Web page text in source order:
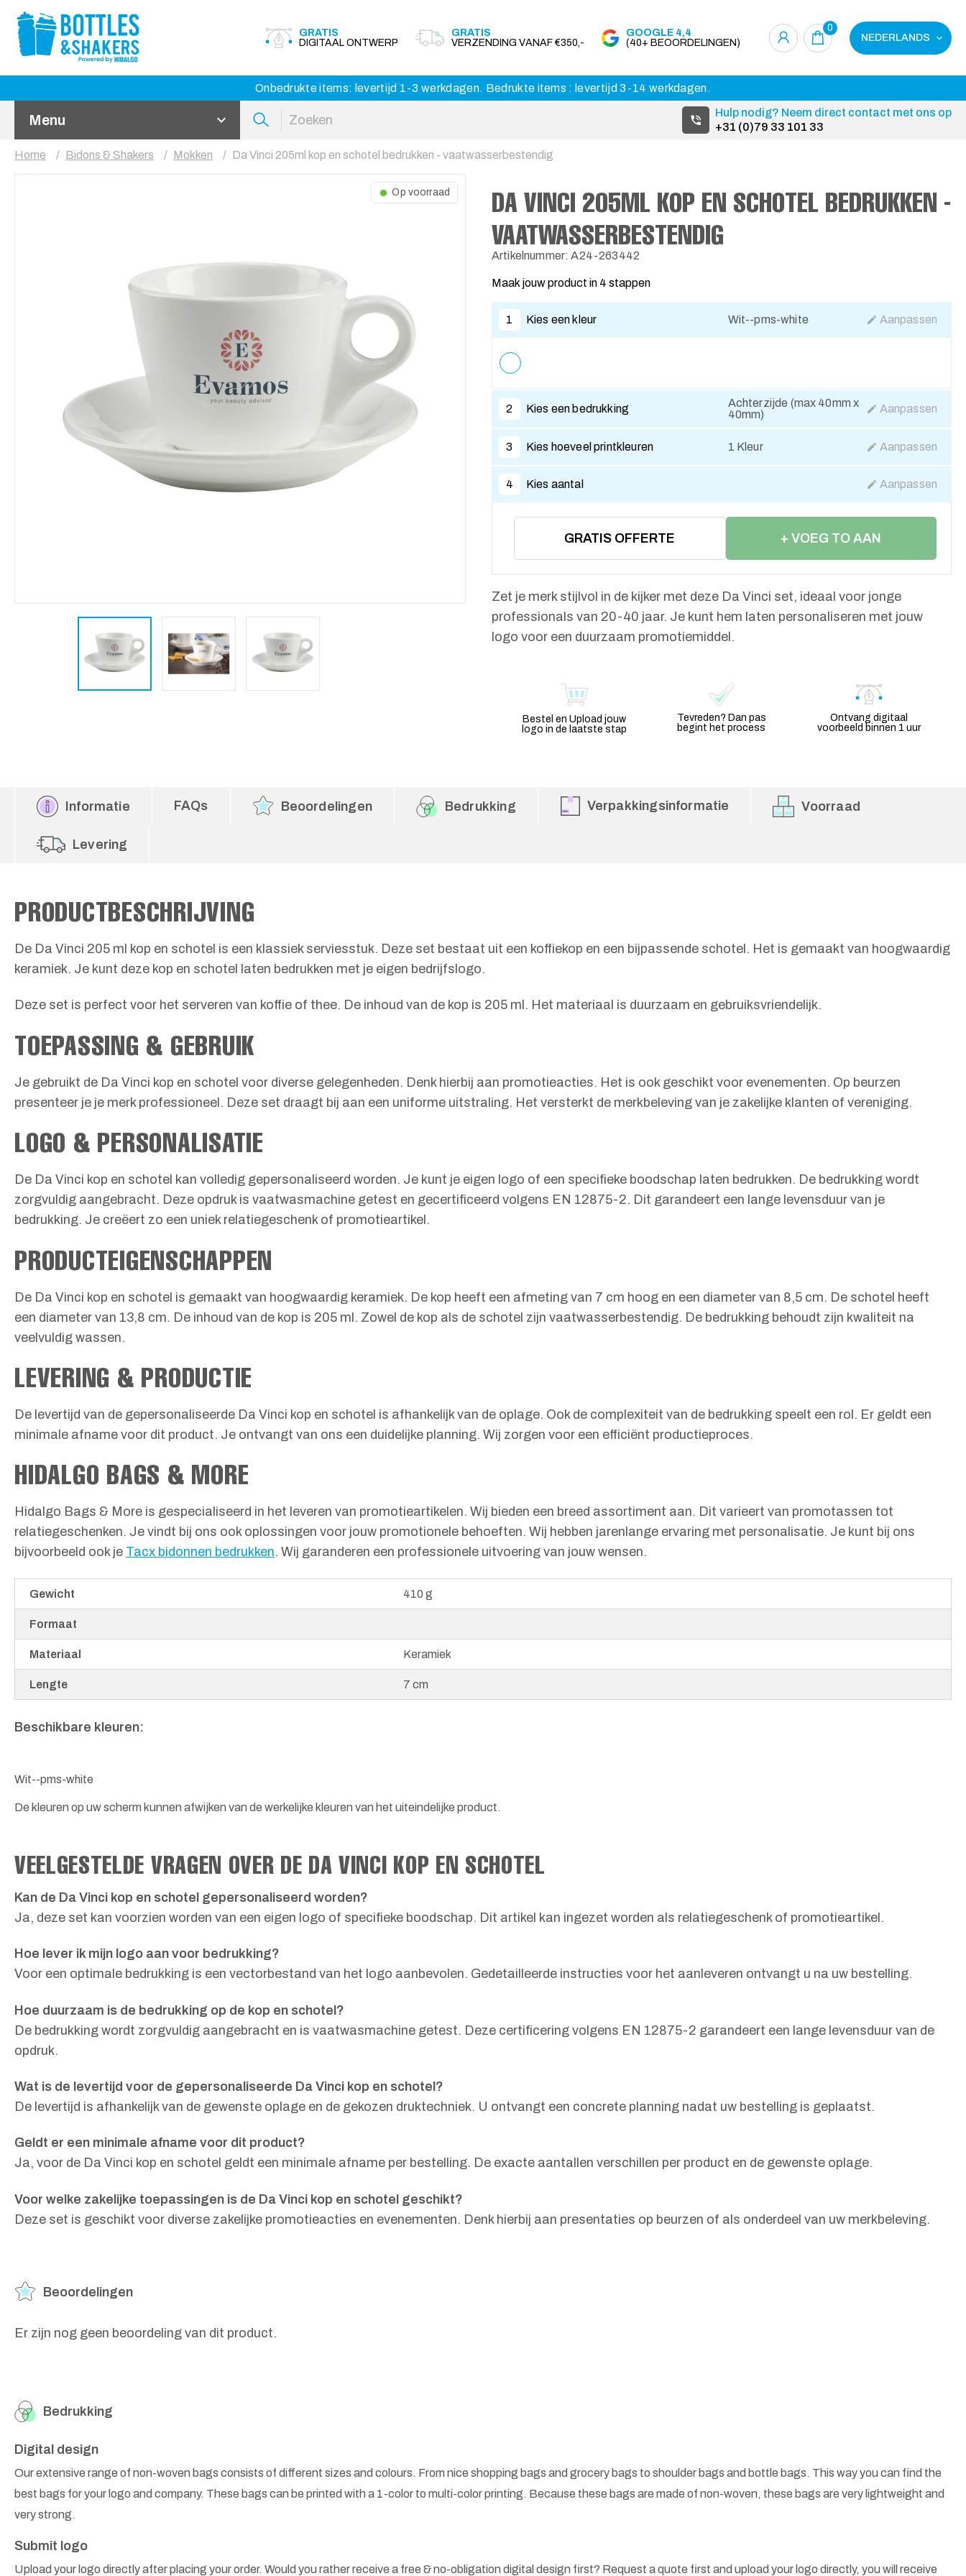
GRATIS
DIGITAAL ONTWERP
GRATIS
VERZENDING VANAF €350,-
GOOGLE 4,4
(40+ BEOORDELINGEN)
0
NEDERLANDS
Onbedrukte items: levertijd 1-3 werkdagen. Bedrukte items : levertijd 3-14 werkdagen.
Menu
Hulp nodig? Neem direct contact met ons op
+31 (0)79 33 101 33
Home Bidons & Shakers Mokken Da Vinci 205ml kop en schotel bedrukken - vaatwasserbestendig
Op voorraad
DA VINCI 205ML KOP EN SCHOTEL BEDRUKKEN -
VAATWASSERBESTENDIG
Artikelnummer: A24-263442
Maak jouw product in 4 stappen
1 Kies een kleur Wit--pms-white Aanpassen
2 Kies een bedrukking
Achterzijde (max 40mm x
40mm)
Aanpassen
3 Kies hoeveel printkleuren 1 Kleur Aanpassen
4 Kies aantal Aanpassen
GRATIS OFFERTE + VOEG TO AAN
Zet je merk stijlvol in de kijker met deze Da Vinci set, ideaal voor jonge
professionals van 20-40 jaar. Je kunt hem laten personaliseren met jouw
logo voor een duurzaam promotiemiddel.
Bestel en Upload jouw
logo in de laatste stap
Tevreden? Dan pas
begint het process
Ontvang digitaal
voorbeeld binnen 1 uur
Informatie FAQs Beoordelingen Bedrukking Verpakkingsinformatie Voorraad
Levering
PRODUCTBESCHRIJVING
De Da Vinci 205 ml kop en schotel is een klassiek serviesstuk. Deze set bestaat uit een koffiekop en een bijpassende schotel. Het is gemaakt van hoogwaardig
keramiek. Je kunt deze kop en schotel laten bedrukken met je eigen bedrijfslogo.
Deze set is perfect voor het serveren van koffie of thee. De inhoud van de kop is 205 ml. Het materiaal is duurzaam en gebruiksvriendelijk.
TOEPASSING & GEBRUIK
Je gebruikt de Da Vinci kop en schotel voor diverse gelegenheden. Denk hierbij aan promotieacties. Het is ook geschikt voor evenementen. Op beurzen
presenteer je je merk professioneel. Deze set draagt bij aan een uniforme uitstraling. Het versterkt de merkbeleving van je zakelijke klanten of vereniging.
LOGO & PERSONALISATIE
De Da Vinci kop en schotel kan volledig gepersonaliseerd worden. Je kunt je eigen logo of een specifieke boodschap laten bedrukken. De bedrukking wordt
zorgvuldig aangebracht. Deze opdruk is vaatwasmachine getest en gecertificeerd volgens EN 12875-2. Dit garandeert een lange levensduur van je
bedrukking. Je creëert zo een uniek relatiegeschenk of promotieartikel.
PRODUCTEIGENSCHAPPEN
De Da Vinci kop en schotel is gemaakt van hoogwaardig keramiek. De kop heeft een afmeting van 7 cm hoog en een diameter van 8,5 cm. De schotel heeft
een diameter van 13,8 cm. De inhoud van de kop is 205 ml. Zowel de kop als de schotel zijn vaatwasserbestendig. De bedrukking behoudt zijn kwaliteit na
veelvuldig wassen.
LEVERING & PRODUCTIE
De levertijd van de gepersonaliseerde Da Vinci kop en schotel is afhankelijk van de oplage. Ook de complexiteit van de bedrukking speelt een rol. Er geldt een
minimale afname voor dit product. Je ontvangt van ons een duidelijke planning. Wij zorgen voor een efficiënt productieproces.
HIDALGO BAGS & MORE
Hidalgo Bags & More is gespecialiseerd in het leveren van promotieartikelen. Wij bieden een breed assortiment aan. Dit varieert van promotassen tot
relatiegeschenken. Je vindt bij ons ook oplossingen voor jouw promotionele behoeften. Wij hebben jarenlange ervaring met personalisatie. Je kunt bij ons
bijvoorbeeld ook je Tacx bidonnen bedrukken. Wij garanderen een professionele uitvoering van jouw wensen.
Gewicht 410 g
Formaat
Materiaal Keramiek
Lengte 7 cm
Beschikbare kleuren:
Wit--pms-white
De kleuren op uw scherm kunnen afwijken van de werkelijke kleuren van het uiteindelijke product.
VEELGESTELDE VRAGEN OVER DE DA VINCI KOP EN SCHOTEL
Kan de Da Vinci kop en schotel gepersonaliseerd worden?
Ja, deze set kan voorzien worden van een eigen logo of specifieke boodschap. Dit artikel kan ingezet worden als relatiegeschenk of promotieartikel.
Hoe lever ik mijn logo aan voor bedrukking?
Voor een optimale bedrukking is een vectorbestand van het logo aanbevolen. Gedetailleerde instructies voor het aanleveren ontvangt u na uw bestelling.
Hoe duurzaam is de bedrukking op de kop en schotel?
De bedrukking wordt zorgvuldig aangebracht en is vaatwasmachine getest. Deze certificering volgens EN 12875-2 garandeert een lange levensduur van de
opdruk.
Wat is de levertijd voor de gepersonaliseerde Da Vinci kop en schotel?
De levertijd is afhankelijk van de gewenste oplage en de gekozen druktechniek. U ontvangt een concrete planning nadat uw bestelling is geplaatst.
Geldt er een minimale afname voor dit product?
Ja, voor de Da Vinci kop en schotel geldt een minimale afname per bestelling. De exacte aantallen verschillen per product en de gewenste oplage.
Voor welke zakelijke toepassingen is de Da Vinci kop en schotel geschikt?
Deze set is geschikt voor diverse zakelijke promotieacties en evenementen. Denk hierbij aan presentaties op beurzen of als onderdeel van uw merkbeleving.
Beoordelingen
Er zijn nog geen beoordeling van dit product.
Bedrukking
Digital design
Our extensive range of non-woven bags consists of different sizes and colours. From nice shopping bags and grocery bags to shoulder bags and bottle bags. This way you can find the
best bags for your logo and company. These bags can be printed with a 1-color to multi-color printing. Because these bags are made of non-woven, these bags are very lightweight and
very strong.
Submit logo
Upload your logo directly after placing your order. Would you rather receive a free & no-obligation digital design first? Request a quote first and upload your logo directly, you will receive